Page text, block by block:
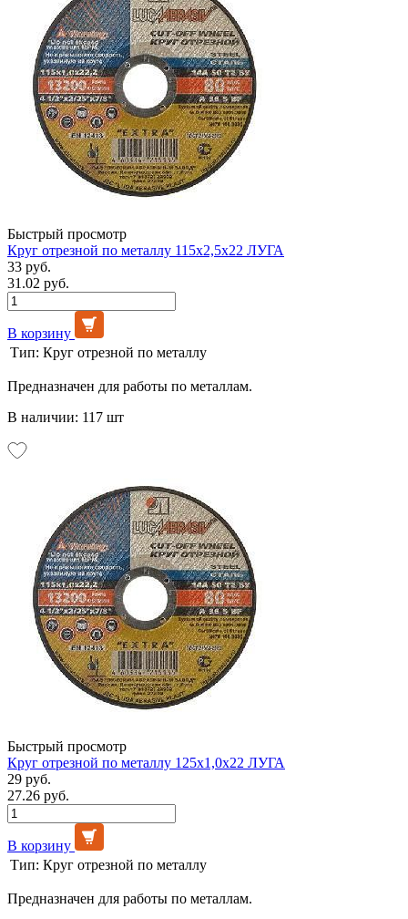
Быстрый просмотр
Круг отрезной по металлу 115х2,5х22 ЛУГА
33 руб.
31.02 руб.
В корзину
Тип: Круг отрезной по металлу
Предназначен для работы по металлам.
В наличии: 117 шт
Быстрый просмотр
Круг отрезной по металлу 125х1,0х22 ЛУГА
29 руб.
27.26 руб.
В корзину
Тип: Круг отрезной по металлу
Предназначен для работы по металлам.